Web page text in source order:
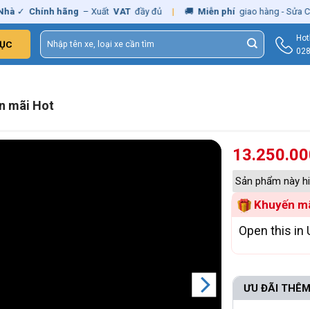
Chính hãng – Xuất VAT đầy đủ | 🚚 Miễn phí giao hàng - Sửa Chữa
Tìm
kiếm:
mãi Hot
Sản phẩm này
Khuyến
Open this in
ƯU ĐÃI